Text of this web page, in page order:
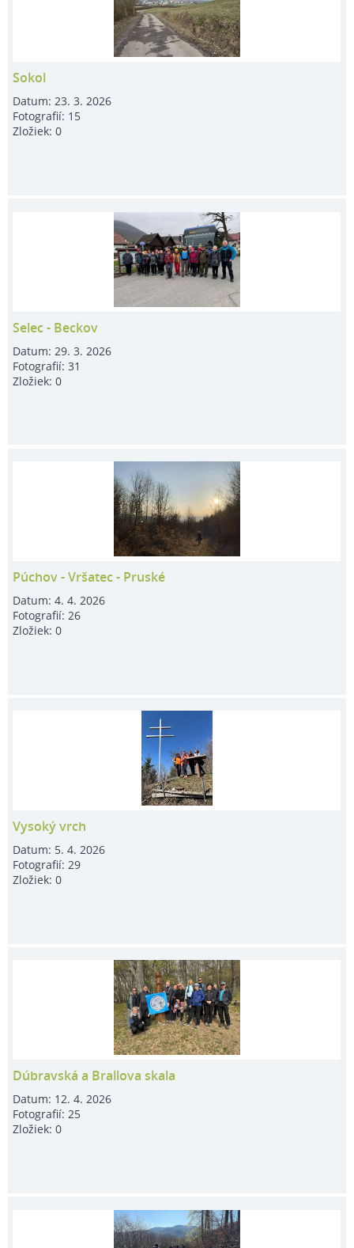
Sokol
Datum:23. 3. 2026
Fotografií: 15
Zložiek:0
Selec - Beckov
Datum: 29. 3. 2026
Fotografií:31
Zložiek:0
Púchov - Vršatec - Pruské
Datum:4. 4. 2026
Fotografií:26
Zložiek:0
Vysoký vrch
Datum: 5. 4. 2026
Fotografií:29
Zložiek:0
Dúbravská a Brallova skala
Datum: 12. 4. 2026
Fotografií:25
Zložiek:0